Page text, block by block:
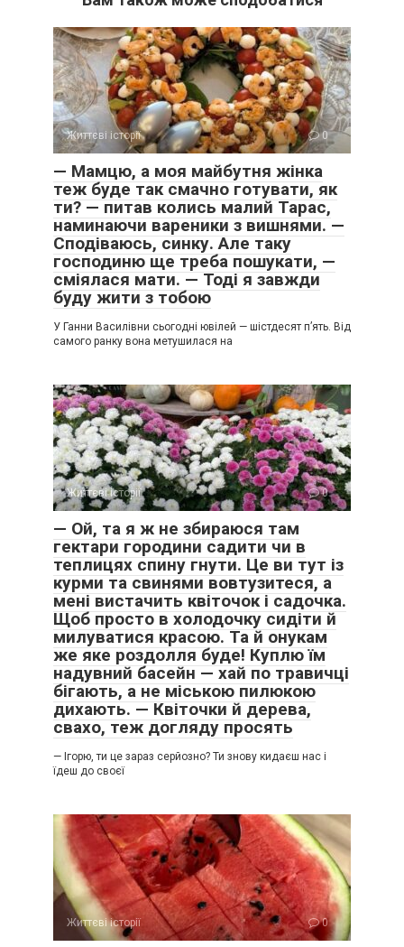
Життєві історії 0
— Мамцю, а моя майбутня жінка
теж буде так смачно готувати, як
ти? — питав колись малий Тарас,
наминаючи вареники з вишнями. —
Сподіваюсь, синку. Але таку
господиню ще треба пошукати, —
сміялася мати. — Тоді я завжди
буду жити з тобою
У Ганни Василівни сьогодні ювілей — шістдесят п’ять. Від
самого ранку вона метушилася на
Життєві історії 0
— Ой, та я ж не збираюся там
гектари городини садити чи в
теплицях спину гнути. Це ви тут із
курми та свинями вовтузитеся, а
мені вистачить квіточок і садочка.
Щоб просто в холодочку сидіти й
милуватися красою. Та й онукам
же яке роздолля буде! Куплю їм
надувний басейн — хай по травичці
бігають, а не міською пилюкою
дихають. — Квіточки й дерева,
свахо, теж догляду просять
— Ігорю, ти це зараз серйозно? Ти знову кидаєш нас і
їдеш до своєї
Життєві історії 0